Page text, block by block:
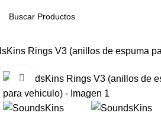
Rings V3 (anillos de espuma
Haga Click para agrandar